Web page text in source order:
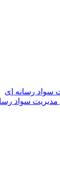
سواد رسانه ای
سواد